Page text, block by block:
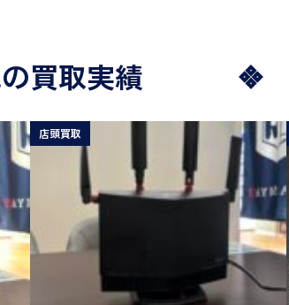
買取実績
店頭買取